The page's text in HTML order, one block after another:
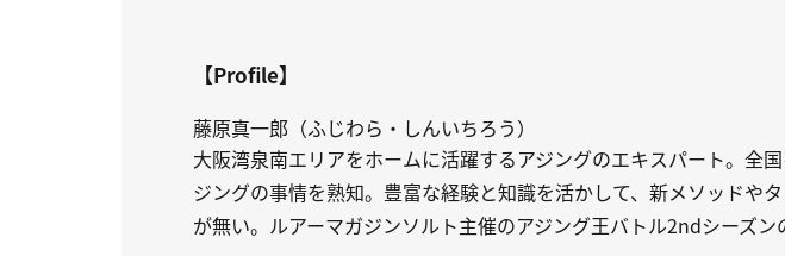
【Profile】
藤原真一郎（ふじわら・しんいちろう）
大阪湾泉南エリアをホームに活躍するアジングのエキスパート。全
ジングの事情を熟知。豊富な経験と知識を活かして、新メソッドや
が無い。ルアーマガジンソルト主催のアジング王バトル2ndシーズン